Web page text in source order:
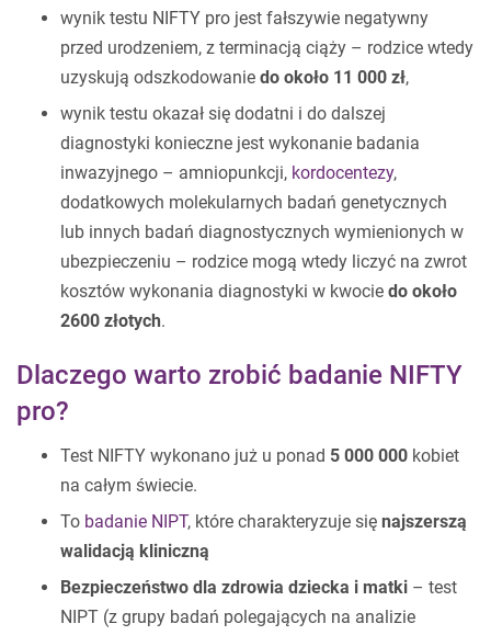
wynik testu NIFTY pro jest fałszywie negatywny
przed urodzeniem, z terminacją ciąży – rodzice wtedy
uzyskują odszkodowanie do około 11 000 zł,
wynik testu okazał się dodatni i do dalszej
diagnostyki konieczne jest wykonanie badania
inwazyjnego – amniopunkcji, kordocentezy,
dodatkowych molekularnych badań genetycznych
lub innych badań diagnostycznych wymienionych w
ubezpieczeniu – rodzice mogą wtedy liczyć na zwrot
kosztów wykonania diagnostyki w kwocie do około
2600 złotych.
Dlaczego warto zrobić badanie NIFTY
pro?
Test NIFTY wykonano już u ponad 5 000 000 kobiet
na całym świecie.
To badanie NIPT, które charakteryzuje się najszerszą
walidacją kliniczną
Bezpieczeństwo dla zdrowia dziecka i matki – test
NIPT (z grupy badań polegających na analizie